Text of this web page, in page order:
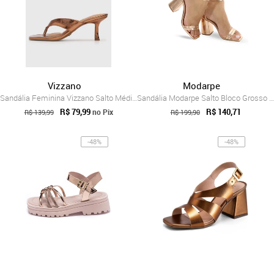
Vizzano
Sandália Feminina Vizzano Salto Médio Ge...
R$ 139,99 R$ 79,99 no Pix
Modarpe
Sandália Modarpe Salto Bloco Grosso Conf...
R$ 199,90 R$ 140,71
-48% -48%